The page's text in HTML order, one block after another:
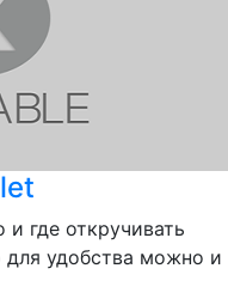
где откручивать
для удобства можно и